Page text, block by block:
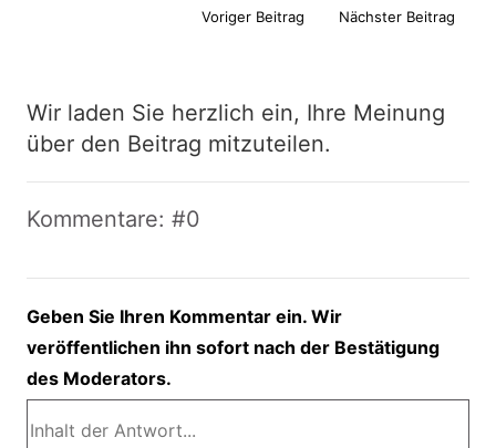
Voriger Beitrag Nächster Beitrag
Wir laden Sie herzlich ein, Ihre Meinung
über den Beitrag mitzuteilen.
Kommentare: #0
Geben Sie Ihren Kommentar ein. Wir
veröffentlichen ihn sofort nach der Bestätigung
des Moderators.